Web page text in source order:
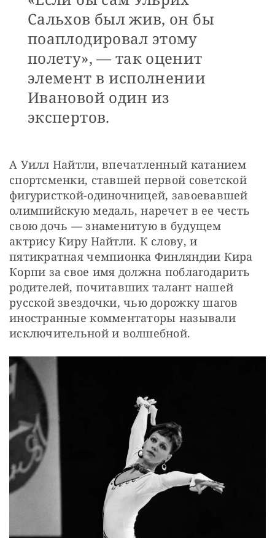
Сальхов был жив, он бы
поаплодировал этому
полету», — так оценит
элемент в исполнении
Ивановой один из
экспертов.
А Уилл Найтли, впечатленный катанием
спортсменки, ставшей первой советской
фигуристкой-одиночницей, завоевавшей
олимпийскую медаль, наречет в ее честь
свою дочь — знаменитую в будущем
актрису Киру Найтли. К слову, и
пятикратная чемпионка Финляндии Кира
Корпи за свое имя должна поблагодарить
родителей, почитавших талант нашей
русской звездочки, чью дорожку шагов
иностранные комментаторы называли
исключительной и волшебной.